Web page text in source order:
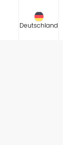
Deutschland